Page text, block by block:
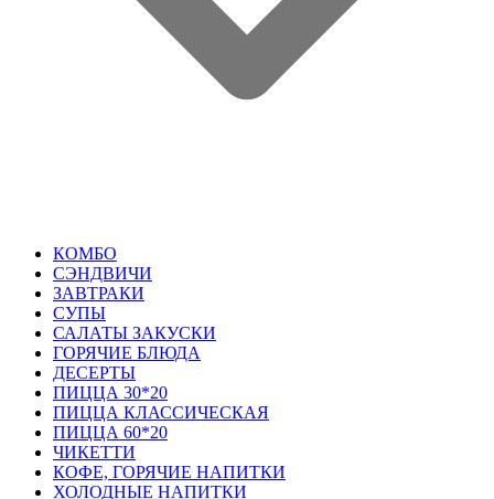
КОМБО
СЭНДВИЧИ
ЗАВТРАКИ
СУПЫ
САЛАТЫ ЗАКУСКИ
ГОРЯЧИЕ БЛЮДА
ДЕСЕРТЫ
ПИЦЦА 30*20
ПИЦЦА КЛАССИЧЕСКАЯ
ПИЦЦА 60*20
ЧИКЕТТИ
КОФЕ, ГОРЯЧИЕ НАПИТКИ
ХОЛОДНЫЕ НАПИТКИ